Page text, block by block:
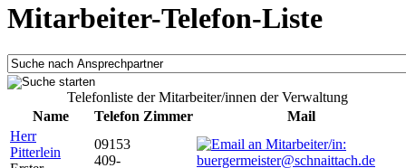
Mitarbeiter-Telefon-Liste
Telefonliste der Mitarbeiter/innen der Verwaltung
Name
Telefon Zimmer
Mail
Herr
Pitterlein
09153
409-